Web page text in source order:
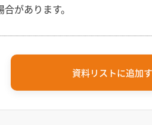
があります。
資料リストに追加